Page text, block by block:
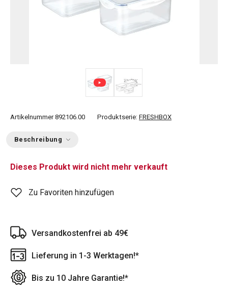
Artikelnummer 892106.00 Produktserie: FRESHBOX
Beschreibung
Dieses Produkt wird nicht mehr verkauft
Zu Favoriten hinzufügen
Versandkostenfrei ab 49€
Lieferung in 1-3 Werktagen!*
Bis zu 10 Jahre Garantie!*